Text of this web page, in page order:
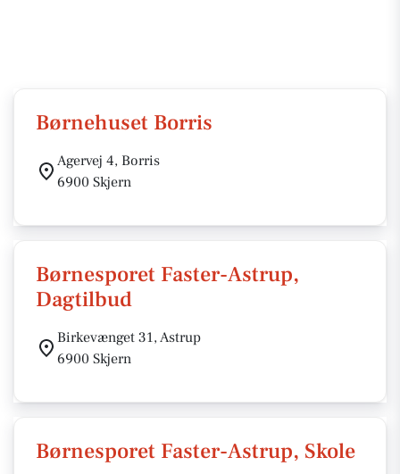
Børnehuset Borris
Agervej 4, Borris
6900 Skjern
Børnesporet Faster-Astrup,
Dagtilbud
Birkevænget 31, Astrup
6900 Skjern
Børnesporet Faster-Astrup, Skole